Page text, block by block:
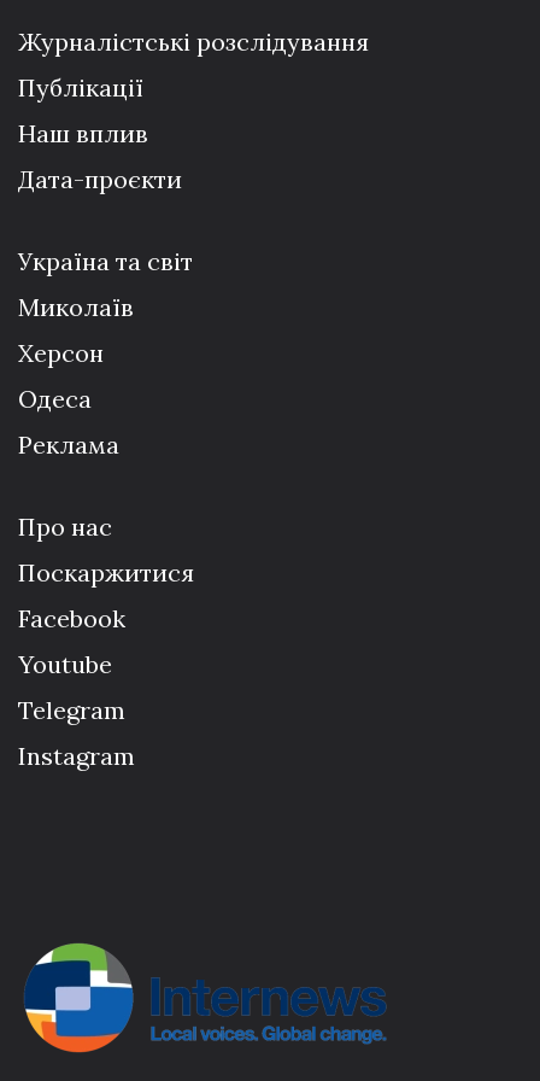
Журналістські розслідування
Публікації
Наш вплив
Дата-проєкти
Україна та світ
Миколаїв
Херсон
Одеса
Реклама
Про нас
Поскаржитися
Facebook
Youtube
Telegram
Instagram